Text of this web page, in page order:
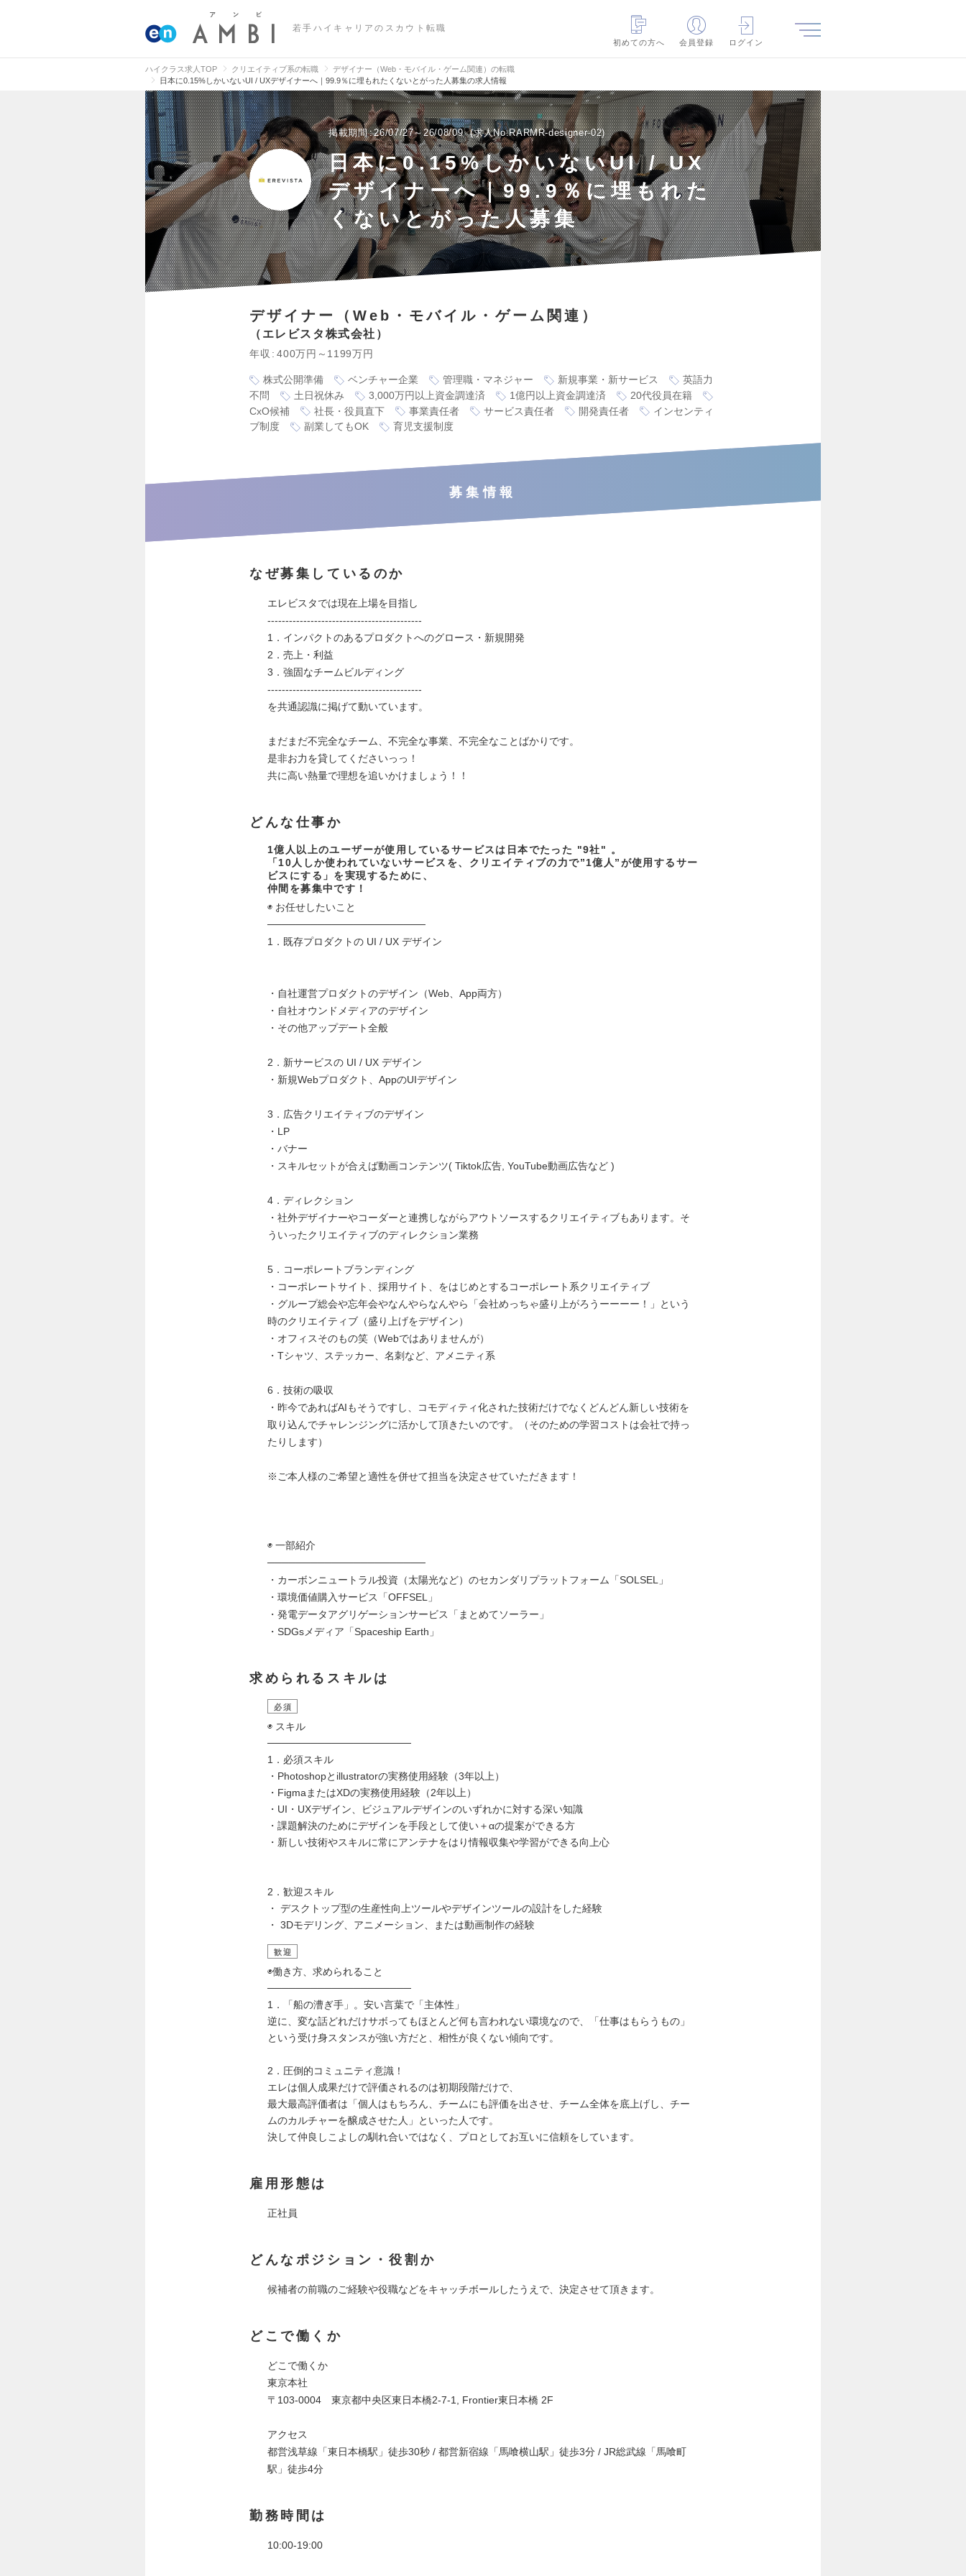
若手ハイキャリアのスカウト転職
初めての方へ
会員登録 ログイン
ハイクラス求人TOP クリエイティブ系の転職
デザイナー（Web・モバイル・ゲーム関連）の転職
日本に0.15%しかいないUI / UXデザイナーへ｜99.9％に埋もれたくないとがった人募集の求人情報
掲載期間 26/07/27～26/08/09 求人No.RARMR-designer-02
日本に0.15%しかいないUI / UX
デザイナーへ｜99.9％に埋もれた
くないとがった人募集
デザイナー（Web・モバイル・ゲーム関連）
エレビスタ株式会社
年収 400万円～1199万円
株式公開準備 ベンチャー企業 管理職・マネジャー 新規事業・新サービス
英語力
不問
土日祝休み 3,000万円以上資金調達済 1億円以上資金調達済
20代役員在籍
CxO候補
社長・役員直下 事業責任者 サービス責任者 開発責任者
インセンティ
ブ制度
副業してもOK 育児支援制度
募集情報
なぜ募集しているのか
エレビスタでは現在上場を目指し
-------------------------------------------
1．インパクトのあるプロダクトへのグロース・新規開発
2．売上・利益
3．強固なチームビルディング
-------------------------------------------
を共通認識に掲げて動いています。
まだまだ不完全なチーム、不完全な事業、不完全なことばかりです。
是非お力を貸してくださいっっ！
共に高い熱量で理想を追いかけましょう！！
どんな仕事か
1億人以上のユーザーが使用しているサービスは日本でたった "9社" 。
「10人しか使われていないサービスを、クリエイティブの力で”1億人”が使用するサー
ビスにする」を実現するために、
仲間を募集中です！
◉ お任せしたいこと
──────────────────────
1．既存プロダクトの UI / UX デザイン
・自社運営プロダクトのデザイン（Web、App両方）
・自社オウンドメディアのデザイン
・その他アップデート全般
2．新サービスの UI / UX デザイン
・新規Webプロダクト、AppのUIデザイン
3．広告クリエイティブのデザイン
・LP
・バナー
・スキルセットが合えば動画コンテンツ( Tiktok広告, YouTube動画広告など )
4．ディレクション
・社外デザイナーやコーダーと連携しながらアウトソースするクリエイティブもあります。そ
ういったクリエイティブのディレクション業務
5．コーポレートブランディング
・コーポレートサイト、採用サイト、をはじめとするコーポレート系クリエイティブ
・グループ総会や忘年会やなんやらなんやら「会社めっちゃ盛り上がろうーーーー！」という
時のクリエイティブ（盛り上げをデザイン）
・オフィスそのもの笑（Webではありませんが）
・Tシャツ、ステッカー、名刺など、アメニティ系
6．技術の吸収
・昨今であればAIもそうですし、コモディティ化された技術だけでなくどんどん新しい技術を
取り込んでチャレンジングに活かして頂きたいのです。（そのための学習コストは会社で持っ
たりします）
※ご本人様のご希望と適性を併せて担当を決定させていただきます！
◉ 一部紹介
──────────────────────
・カーボンニュートラル投資（太陽光など）のセカンダリプラットフォーム「SOLSEL」
・環境価値購入サービス「OFFSEL」
・発電データアグリゲーションサービス「まとめてソーラー」
・SDGsメディア「Spaceship Earth」
求められるスキルは
必須
◉ スキル
────────────────────
1．必須スキル
・Photoshopとillustratorの実務使用経験（3年以上）
・FigmaまたはXDの実務使用経験（2年以上）
・UI・UXデザイン、ビジュアルデザインのいずれかに対する深い知識
・課題解決のためにデザインを手段として使い＋αの提案ができる方
・新しい技術やスキルに常にアンテナをはり情報収集や学習ができる向上心
2．歓迎スキル
・ デスクトップ型の生産性向上ツールやデザインツールの設計をした経験
・ 3Dモデリング、アニメーション、または動画制作の経験
歓迎
◉働き方、求められること
────────────────────
1．「船の漕ぎ手」。安い言葉で「主体性」
逆に、変な話どれだけサボってもほとんど何も言われない環境なので、「仕事はもらうもの」
という受け身スタンスが強い方だと、相性が良くない傾向です。
2．圧倒的コミュニティ意識！
エレは個人成果だけで評価されるのは初期段階だけで、
最大最高評価者は「個人はもちろん、チームにも評価を出させ、チーム全体を底上げし、チー
ムのカルチャーを醸成させた人」といった人です。
決して仲良しこよしの馴れ合いではなく、プロとしてお互いに信頼をしています。
雇用形態は
正社員
どんなポジション・役割か
候補者の前職のご経験や役職などをキャッチボールしたうえで、決定させて頂きます。
どこで働くか
どこで働くか
東京本社
〒103-0004 東京都中央区東日本橋2-7-1, Frontier東日本橋 2F
アクセス
都営浅草線「東日本橋駅」徒歩30秒 / 都営新宿線「馬喰横山駅」徒歩3分 / JR総武線「馬喰町
駅」徒歩4分
勤務時間は
10:00-19:00